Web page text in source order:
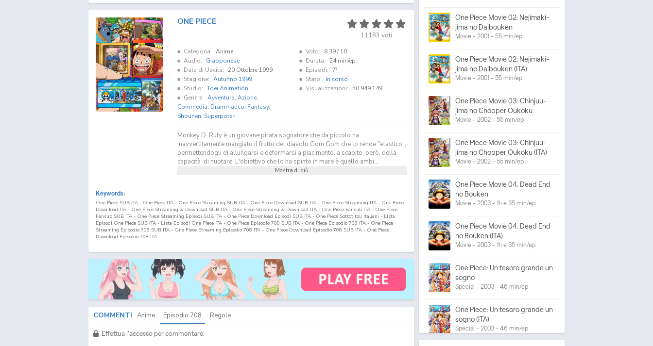
ONE PIECE
11183 voti
Categoria: Anime
Audio:
Giapponese
Data di Uscita:
20 Ottobre 1999
Stagione: Autunno 1999
Studio: Toei Animation
Genere: Avventura, Azione,
Commedia, Drammatico, Fantasy,
Shounen, Superpoteri
Voto: 8.39/ 10
Durata:
24 min/ep
Episodi: ??
Stato:
In corso
Visualizzazioni:
50.949.149
Monkey D. Rufy è un giovane pirata sognatore che da piccolo ha
inavvertitamente mangiato il frutto del diavolo Gom Gom che lo rende "elastico",
permettendogli di allungarsi e deformarsi a piacimento, a scapito, però, della
capacità di nuotare. L'obiettivo che lo ha spinto in mare è quello ambi...
Mostra di più
Keywords:
One Piece SUB ITA - One Piece ITA - One Piece Streaming SUB ITA - One Piece Download SUB ITA - One Piece Streaming ITA - One Piece
Download ITA - One Piece Streaming & Download SUB ITA - One Piece Streaming & Download ITA - One Piece Fansub ITA - One Piece
Fansub SUB ITA - One Piece Streaming Episodi SUB ITA - One Piece Download Episodi SUB ITA - One Piece Sottotitoli Italiani - Lista
Episodi One Piece SUB ITA - Lista Episodi One Piece ITA - One Piece Episodio 708 SUB ITA - One Piece Episodio 708 ITA - One Piece
Streaming Episodio 708 SUB ITA - One Piece Streaming Episodio 708 ITA - One Piece Download Episodio 708 SUB ITA - One Piece
Download Episodio 708 ITA
COMMENTI Anime Episodio 708 Regole
Effettua l'accesso per commentare.
One Piece Movie 02: Nejimaki-
jima no Daibouken
Movie - 2001 - 55 min/ep
One Piece Movie 02: Nejimaki-
jima no Daibouken (ITA)
Movie - 2001 - 55 min/ep
One Piece Movie 03: Chinjuu-
jima no Chopper Oukoku
Movie - 2002 - 55 min/ep
One Piece Movie 03: Chinjuu-
jima no Chopper Oukoku (ITA)
Movie - 2002 - 55 min/ep
One Piece Movie 04: Dead End
no Bouken
Movie - 2003 - 1h e 35 min/ep
One Piece Movie 04: Dead End
no Bouken (ITA)
Movie - 2003 - 1h e 35 min/ep
One Piece: Un tesoro grande un
sogno
Special - 2003 - 46 min/ep
One Piece: Un tesoro grande un
sogno (ITA)
Special - 2003 - 46 min/ep